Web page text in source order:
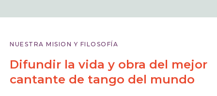
NUESTRA MISION Y FILOSOFÍA
Difundir la vida y obra del mejor
cantante de tango del mundo